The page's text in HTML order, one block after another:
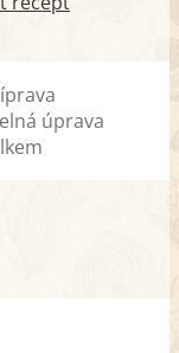
úprava